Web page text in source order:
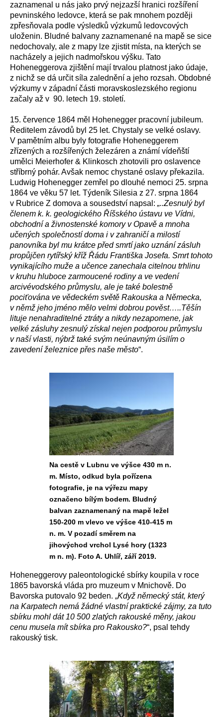
zaznamenal u nás jako prvý nejzazší hranici rozšíření
pevninského ledovce, která se pak mnohem později
zpřesňovala podle výsledků výzkumů ledovcových
uloženin. Bludné balvany zaznamenané na mapě se sice
nedochovaly, ale z mapy lze zjistit místa, na kterých se
nacházely a jejich nadmořskou výšku. Tato
Hoheneggerova zjištění mají trvalou platnost jako údaje,
z nichž se dá určit síla zalednění a jeho rozsah. Obdobné
výzkumy v západní části moravskoslezského regionu
začaly až v 90. letech 19. století.
15. července 1864 měl Hohenegger pracovní jubileum.
Ředitelem závodů byl 25 let. Chystaly se velké oslavy.
V pamětním albu byly fotografie Hoheneggerem
zřízených a rozšířených železáren a známí vídeňští
umělci Meierhofer & Klinkosch zhotovili pro oslavence
stříbrný pohár. Avšak nemoc chystané oslavy překazila.
Ludwig Hohenegger zemřel po dlouhé nemoci 25. srpna
1864 ve věku 57 let. Týdeník Silesia z 27. srpna 1864
v Rubrice Z domova a sousedství napsal: „..Zesnulý byl
členem k. k. geologického Říšského ústavu ve Vídni,
obchodní a živnostenské komory v Opavě a mnoha
učených společností doma i v zahraničí a milostí
panovníka byl mu krátce před smrtí jako uznání zásluh
propůjčen rytířský kříž Řádu Františka Josefa. Smrt tohoto
vynikajícího muže a učence zanechala citelnou trhlinu
v kruhu hluboce zarmoucené rodiny a ve vedení
arcivévodského průmyslu, ale je také bolestně
pociťována ve vědeckém světě Rakouska a Německa,
v němž jeho jméno mělo velmi dobrou pověst…..Těšín
lituje nenahraditelné ztráty a nikdy nezapomene, jak
velké zásluhy zesnulý získal nejen podporou průmyslu
v naší vlasti, nýbrž také svým neúnavným úsilím o
zavedení železnice přes naše město“.
Na cestě v Lubnu ve výšce 430 m n.
m. Místo, odkud byla pořízena
fotografie, je na výřezu mapy
označeno bílým bodem. Bludný
balvan zaznamenaný na mapě ležel
150-200 m vlevo ve výšce 410-415 m
n. m. V pozadí směrem na
jihovýchod vrchol Lysé hory (1323
m n. m). Foto A. Uhlíř, září 2019.
Hoheneggerovy paleontologické sbírky koupila v roce
1865 bavorská vláda pro muzeum v Mnichově. Do
Bavorska putovalo 92 beden. „Když německý stát, který
na Karpatech nemá žádné vlastní praktické zájmy, za tuto
sbírku mohl dát 10 500 zlatých rakouské měny, jakou
cenu musela mít sbírka pro Rakousko?“, psal tehdy
rakouský tisk.